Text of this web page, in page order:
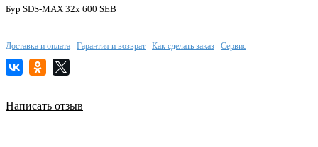
Бур SDS-MAX 32х 600 SEB
Доставка и оплата Гарантия и возврат Как сделать заказ Сервис
Написать отзыв